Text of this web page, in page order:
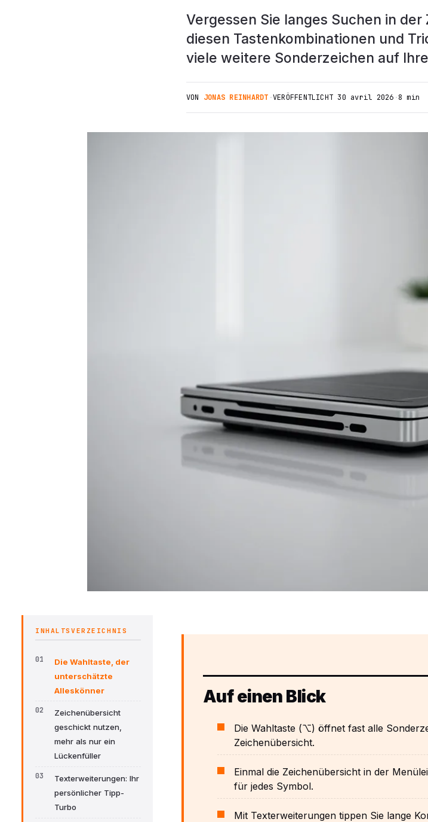
Vergessen Sie langes Suchen in
diesen Tastenkombinationen und
viele weitere Sonderzeichen auf
VON JONAS REINHARDT ·VERÖFFENTLICHT 30 avril 2026 ·8 min
INHALTSVERZEICHNIS
Die Wahltaste, der
unterschätzte
Alleskönner
Zeichenübersicht
geschickt nutzen,
mehr als nur ein
Lückenfüller
Texterweiterungen: Ihr
persönlicher Tipp-
Turbo
Auf einen Blick
Die Wahltaste (⌥) öffnet fast alle
Zeichenübersicht.
Einmal die Zeichenübersicht in der
für jedes Symbol.
Mit Texterweiterungen tippen Sie lange